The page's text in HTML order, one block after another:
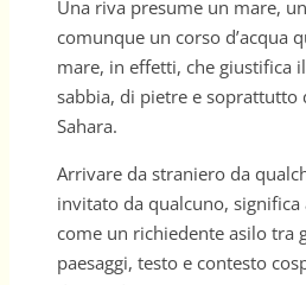
Una riva presume un mare,
comunque un corso d’acqua
mare, in effetti, che giustifica
sabbia, di pietre e soprattutto
Sahara.
Arrivare da straniero da
invitato da qualcuno,
come un richiedente asilo tra
paesaggi, testo e contesto